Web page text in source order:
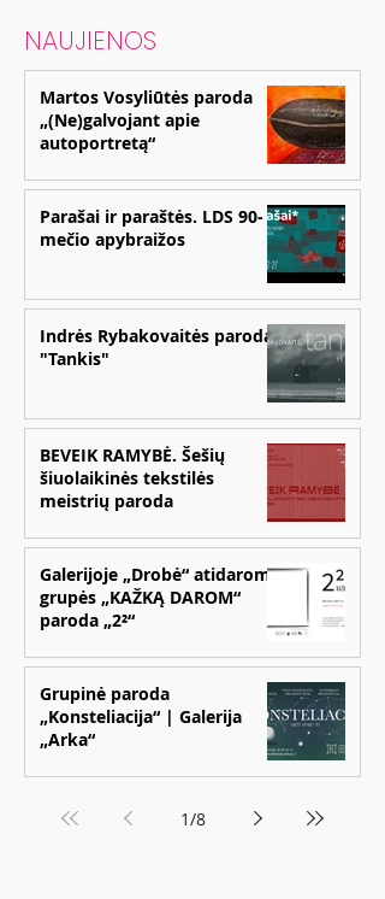
NAUJIENOS
Martos Vosyliūtės paroda
„(Ne)galvojant apie
autoportretą“
Parašai ir paraštės. LDS 90-
mečio apybraižos
Indrės Rybakovaitės paroda
"Tankis"
BEVEIK RAMYBĖ. Šešių
šiuolaikinės tekstilės
meistrių paroda
Galerijoje „Drobė“ atidaroma
grupės „KAŽKĄ DAROM“
paroda „2²“
Grupinė paroda
„Konsteliacija“ | Galerija
„Arka“
1/8